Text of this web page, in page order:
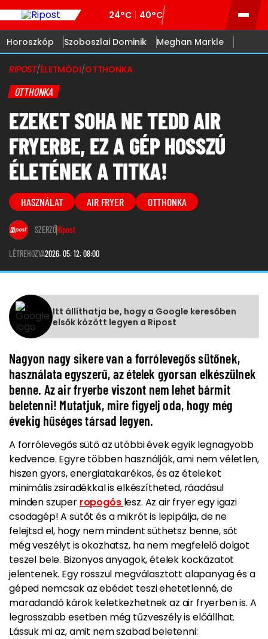
24°C 40°C
Horoszkóp Szoboszlai Dominik Meghan Markle
RIPOST/ÉLETMÓDI/OTTHONKA
OTTHONKA
EZEKET SOHA NE TEDD AIR
FRYERBE, EZ A GÉP HOSSZÚ
ÉLETÉNEK A TITKA!
HASZNÁLAT AIR FRYER OTTHONKA
SZERZŐRipost
LÉTREHOZVA2026. 05. 12. 08:00
Itt állíthatja be, hogy a Google keresőben
elsők között legyen a Ripost
Nagyon nagy sikere van a forrólevegős sütőnek,
használata egyszerű, az ételek gyorsan elkészülnek
benne. Az air fryerbe viszont nem lehet bármit
beletenni! Mutatjuk, mire figyelj oda, hogy még
évekig hűséges társad legyen.
A forrólevegős sütő az utóbbi évek egyik legnagyobb
kedvence. Egyre többen használják, ami nem véletlen,
hiszen gyors, energiatakarékos, és az ételeket
minimális zsiradékkal is elkészítheted, ráadásul
minden szuper ropogós lesz. Az air fryer egy igazi
csodagép! A sütőt és a mikrót is lepipálja, de ne
felejtsd el, hogy nem mindent süthetsz benne, sőt
még veszélyt is okozhatsz, ha nem megfelelő dolgot
teszel bele. Bizonyos anyagok, ételek kockázatot
jelentenek. Egy rosszul megválasztott alapanyag és a
géped nemcsak az ebédet teszi ehetetlenné, de
maradandó károk keletkezhetnek az air fryerben is. A
legrosszabb esetben még tűzveszély is előállhat.
Lássuk mi az, amit nem szabad beletenni: